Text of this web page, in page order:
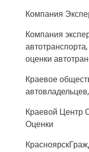
Компания
Компания
оценки
Краевое
Краевой Центр
Оценки